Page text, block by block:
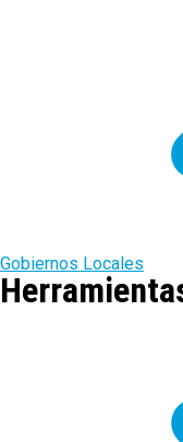
Gobiernos Locales